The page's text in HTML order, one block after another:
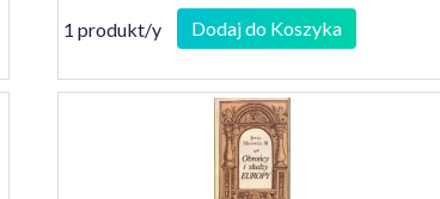
Zaleską
1 produkt/y Dodaj do Koszyka